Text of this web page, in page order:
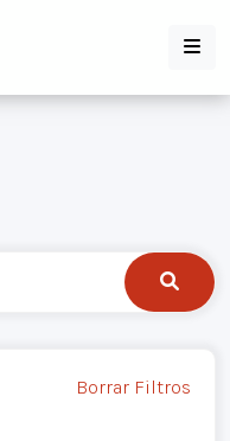
Borrar Filtros